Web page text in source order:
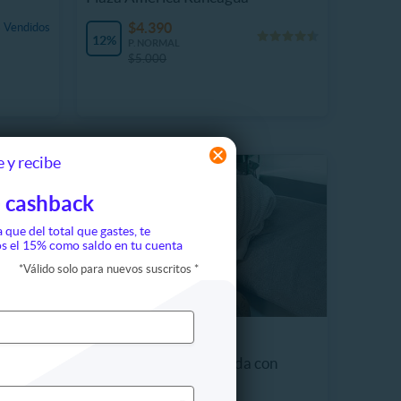
12%
$4.390
Limpieza Facial Profunda con
y recibe
cashback
que del total que gastes, te
el 15% como saldo en tu cuenta
*Válido solo para nuevos suscritos *